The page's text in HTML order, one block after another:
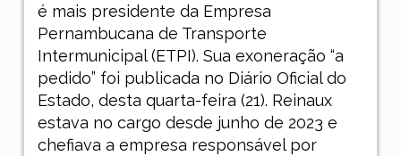
é mais presidente da Empresa
Pernambucana de Transporte
Intermunicipal (ETPI). Sua exoneração “a
pedido” foi publicada no Diário Oficial do
Estado, desta quarta-feira (21). Reinaux
estava no cargo desde junho de 2023 e
chefiava a empresa responsável por